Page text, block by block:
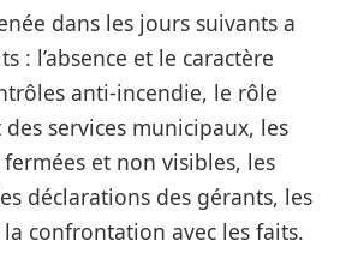
dans les jours suivants a
: l’absence et le caractère
anti-incendie, le rôle
services municipaux, les
fermées et non visibles, les
déclarations des gérants, les
confrontation avec les faits.